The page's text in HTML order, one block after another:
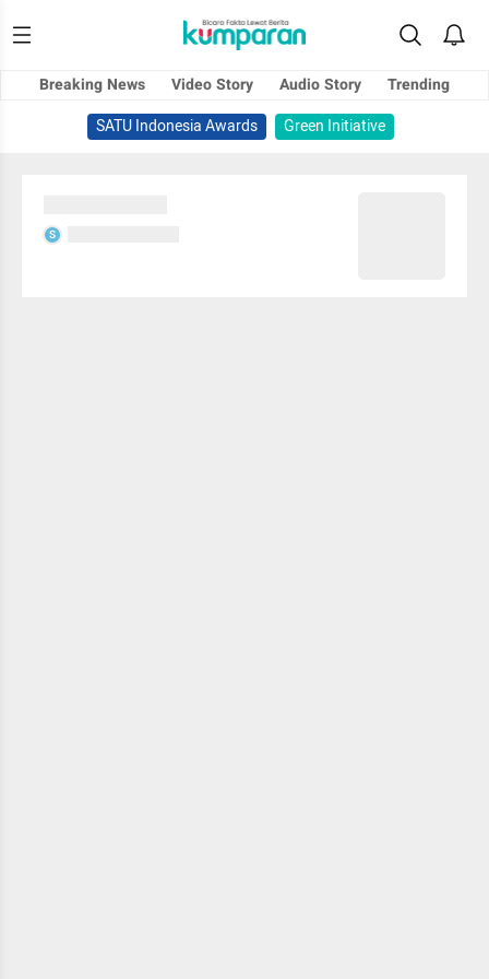
Breaking News Video Story Audio Story
Trending
SATU Indonesia Awards
Green Initiative
S